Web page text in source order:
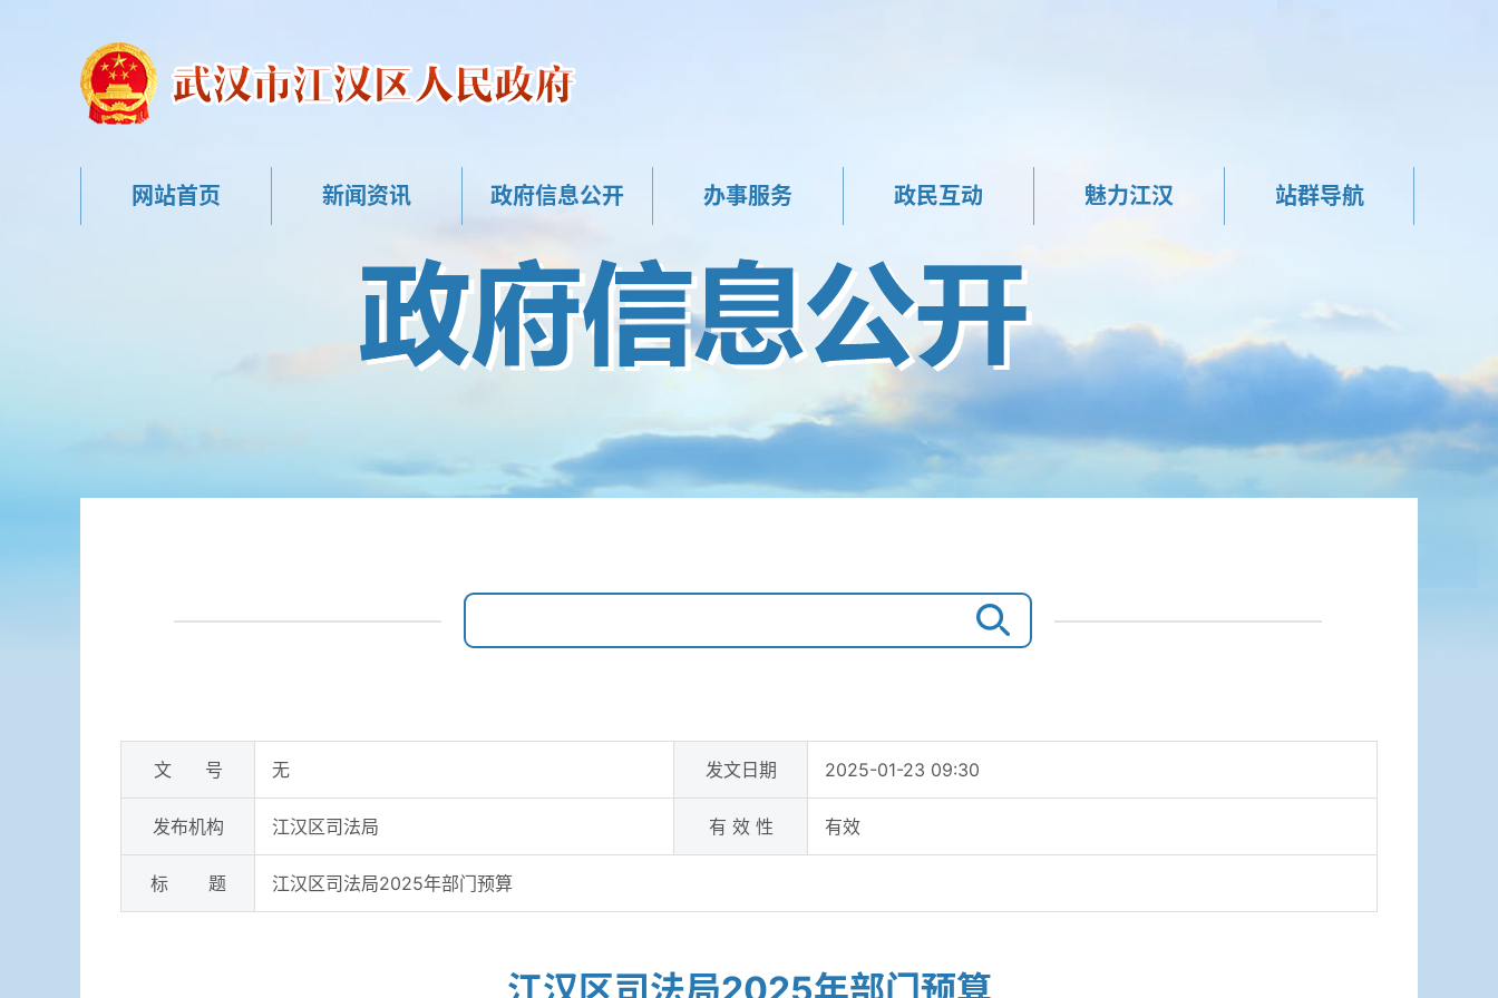
网站首页 新闻资讯 政府信息公开 办事服务 政民互动 魅力江汉 站群导航
文 号 无 发文日期 2025-01-23 09:30
发布机构 江汉区司法局 有 效 性 有效
标 题 江汉区司法局2025年部门预算